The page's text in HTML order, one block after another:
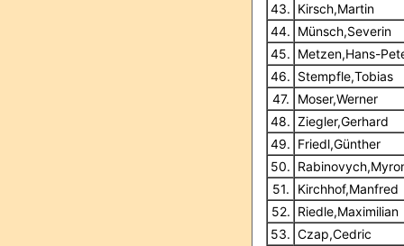
43. Kirsch,Martin
44. Münsch,Severin
45. Metzen,Hans-
46. Stempfle,Tobias
47.
Moser,Werner
48. Ziegler,Gerhard
49. Friedl,Günther
50.
51.
Kirchhof,Manfred
52. Riedle,Maximilian
53. Czap,Cedric